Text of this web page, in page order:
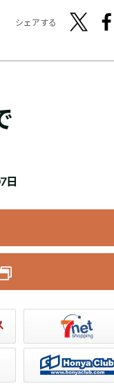
シェアする
日